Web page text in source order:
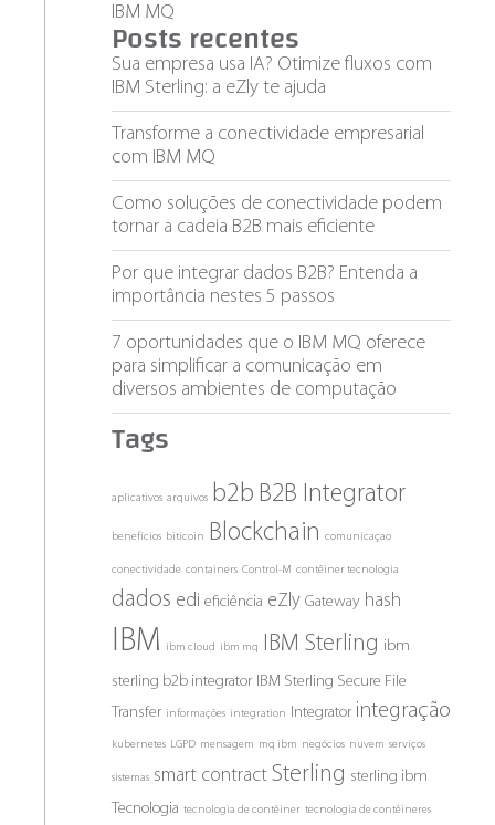
IBM MQ
Posts recentes
Sua empresa usa IA? Otimize fluxos com
IBM Sterling: a eZly te ajuda
Transforme a conectividade empresarial
com IBM MQ
Como soluções de conectividade podem
tornar a cadeia B2B mais eficiente
Por que integrar dados B2B? Entenda a
importância nestes 5 passos
7 oportunidades que o IBM MQ oferece
para simplificar a comunicação em
diversos ambientes de computação
Tags
aplicativos arquivos b2b B2B Integrator
benefícios biticoin Blockchain comunicaçao
conectividade containers Control-M contêiner tecnologia
dados edi eficiência eZly Gateway hash
IBM ibm cloud ibm mq IBM Sterling ibm
sterling b2b integrator IBM Sterling Secure File
Transfer informações integration Integrator integração
kubernetes LGPD mensagem mq ibm negócios nuvem serviços
sistemas smart contract Sterling sterling ibm
Tecnologia tecnologia de contêiner tecnologia de contêineres